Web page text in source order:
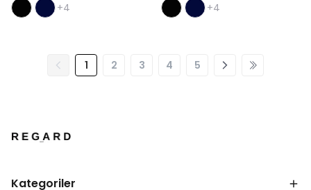
+4 +4
1 2 3 4 5
Kategoriler